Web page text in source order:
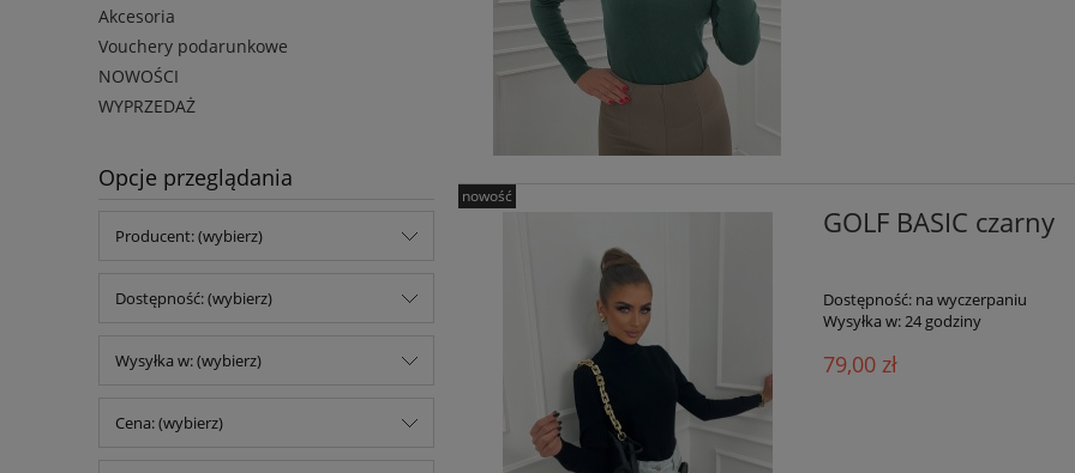
Akcesoria
Vouchery podarunkowe
NOWOŚCI
WYPRZEDAŻ
Opcje przeglądania
Producent: (wybierz)
Dostępność: (wybierz)
Wysyłka w: (wybierz)
Cena: (wybierz)
GOLF BASIC czarny
Dostępność: na wyczerpaniu
Wysyłka w:24 godziny
79,00 zł
nowość